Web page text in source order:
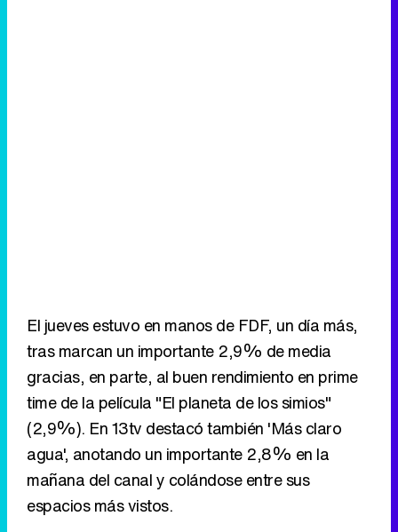
El jueves estuvo en manos de FDF, un día más,
tras marcan un importante 2,9% de media
gracias, en parte, al buen rendimiento en prime
time de la película "El planeta de los simios"
(2,9%). En 13tv destacó también 'Más claro
agua', anotando un importante 2,8% en la
mañana del canal y colándose entre sus
espacios más vistos.